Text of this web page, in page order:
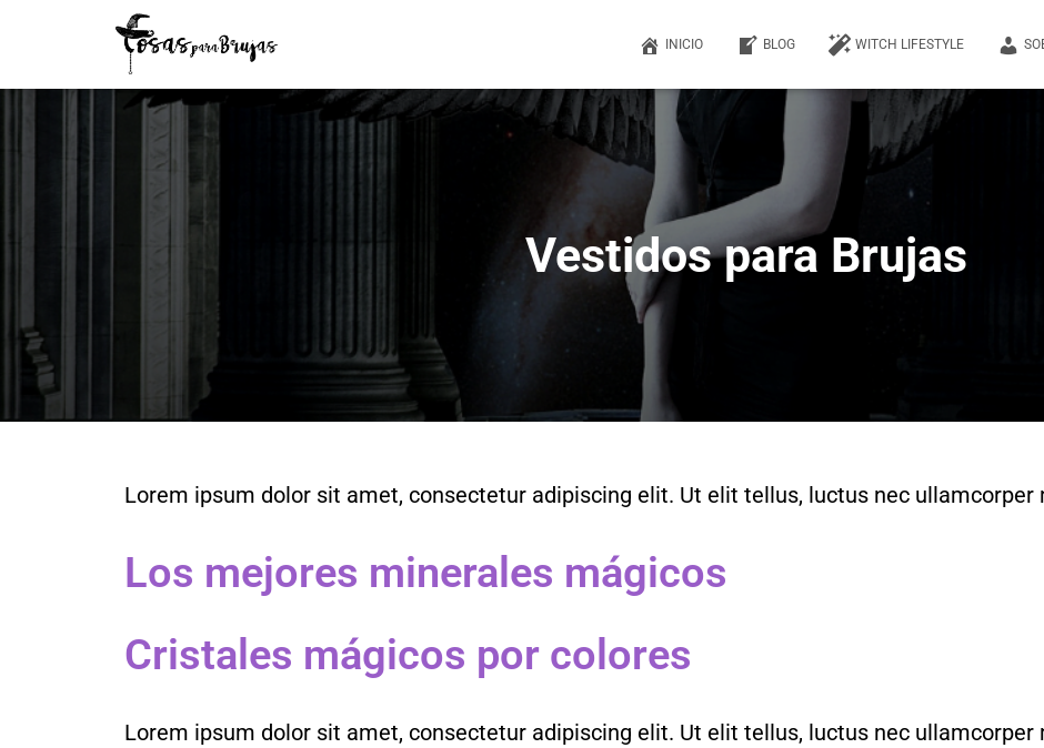
INICIO BLOG WITCH LIFESTYLE
Vestidos para Brujas
Lorem ipsum dolor sit amet, consectetur adipiscing elit. Ut elit tellus, luctus nec ullamcorper
Los mejores minerales mágicos
Cristales mágicos por colores
Lorem ipsum dolor sit amet, consectetur adipiscing elit. Ut elit tellus, luctus nec ullamcorper